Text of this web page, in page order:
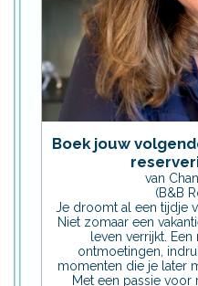
Boek jouw
van
(B&B
Je droomt al een tijdje
Niet zomaar een
leven verrijkt.
ontmoetingen,
momenten die je later
Met een passie voor